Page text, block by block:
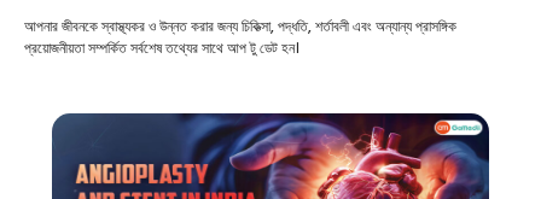
আপনার জীবনকে স্বাস্থ্যকর ও উন্নত করার জন্য চিকিত্সা, পদ্ধতি, শর্তাবলী এবং অন্যান্য প্রাসঙ্গিক
প্রয়োজনীয়তা সম্পর্কিত সর্বশেষ তথ্যের সাথে আপ টু ডেট হন।